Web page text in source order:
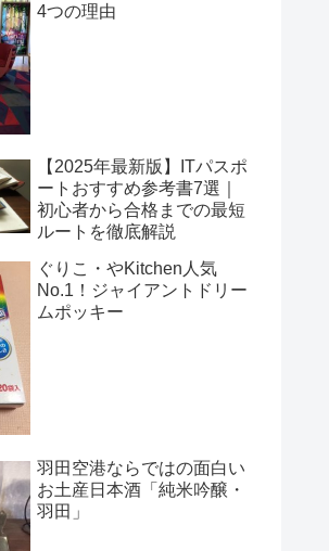
4つの理由
【2025年最新版】ITパスポ
ートおすすめ参考書7選｜
初心者から合格までの最短
ルートを徹底解説
ぐりこ・やKitchen人気
No.1！ジャイアントドリー
ムポッキー
羽田空港ならではの面白い
お土産日本酒「純米吟醸・
羽田」